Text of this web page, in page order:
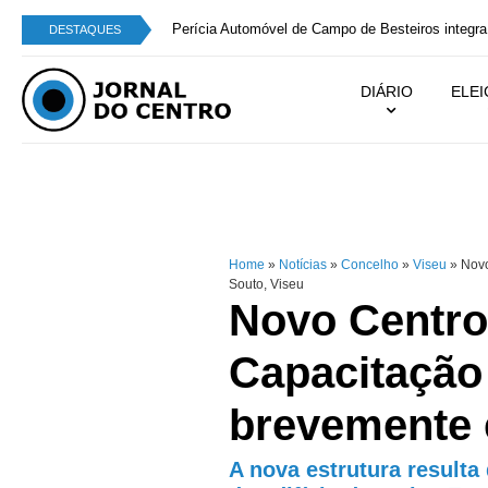
DESTAQUES Perícia Automóvel de Campo de Besteiros
DIÁRIO
Home » Notícias » Concelho » Viseu »
Souto, Viseu
Novo
brevemente
A nova estrutura